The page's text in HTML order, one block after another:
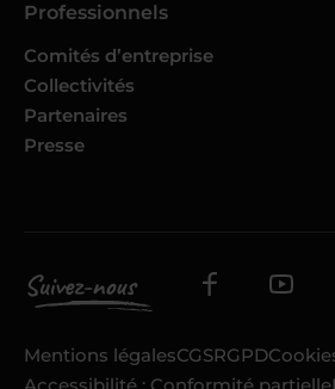
Professionnels
Comités d’entreprise
Collectivités
Partenaires
Presse
Mentions légalesCGSRGPD